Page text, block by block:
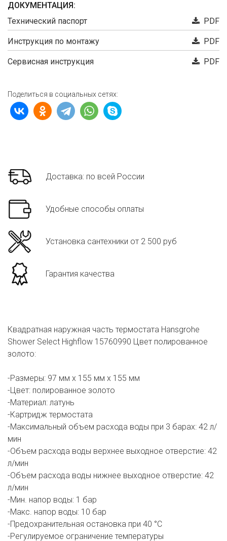
ДОКУМЕНТАЦИЯ:
Технический паспорт
PDF
Инструкция по монтажу PDF
Сервисная инструкция PDF
Поделиться в социальных сетях:
Доставка: по всей России
Удобные способы оплаты
Установка сантехники от 2 500 руб
Гарантия качества
Квадратная наружная часть термостата Hansgrohe
Shower Select Highflow 15760990 Цвет полированное
золото:
-Размеры: 97 мм х 155 мм х 155 мм
-Цвет: полированное золото
-Материал: латунь
-Картридж термостата
-Максимальный объем расхода воды при 3 барах: 42 л/
мин
-Объем расхода воды верхнее выходное отверстие: 42
л/мин
-Объем расхода воды нижнее выходное отверстие: 42
л/мин
-Мин. напор воды: 1 бар
-Макс. напор воды: 10 бар
-Предохранительная остановка при 40 °C
-Регулируемое ограничение температуры